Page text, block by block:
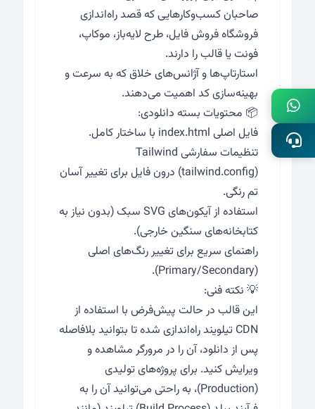
صاحبان کسب‌وکارهایی که قصد راه‌اندازی
فروشگاه فروش فایل، طرح لایه‌باز، موکاپ،
فونت یا قالب را دارند.
استارتاپ‌ها و آژانس‌های خلاق که به سرعت و
بهینه‌سازی کد اهمیت می‌دهند.
📦 محتویات بسته دانلودی:
فایل اصلی index.html با ساختار کامل.
تنظیمات سفارشی Tailwind
(tailwind.config) درون فایل برای تغییر آسان
تم رنگی.
استفاده از آیکون‌های SVG سبک (بدون نیاز به
کتابخانه‌های سنگین خارجی).
راهنمای سریع برای تغییر رنگ‌های اصلی
(Primary/Secondary).
💡 نکته فنی:
این قالب در حالت پیش‌فرض با استفاده از
CDN تیلویند راه‌اندازی شده تا بتوانید بلافاصله
پس از دانلود، آن را در مرورگر مشاهده و
ویرایش کنید. برای پروژه‌های تولیدی
(Production)، به راحتی می‌توانید آن را به